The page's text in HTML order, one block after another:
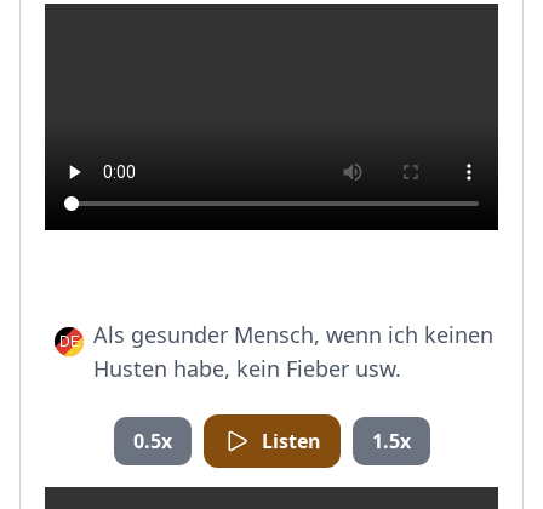
Als gesunder Mensch, wenn ich keinen
Husten habe, kein Fieber usw.
0.5x Listen 1.5x